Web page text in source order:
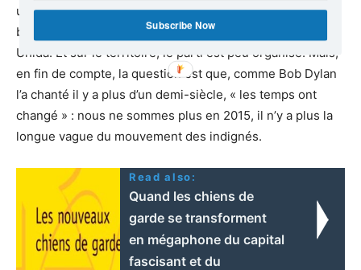
une base dure d’électeurs, oui, mais il n’y en a pas
beaucoup plus qu’il y a dix ou vingt ans pour Izquierda
Unida. Et sur le territoire, le parti est peu organisé. Mais,
en fin de compte, la question est que, comme Bob Dylan
l’a chanté il y a plus d’un demi-siècle, « les temps ont
changé » : nous ne sommes plus en 2015, il n’y a plus la
longue vague du mouvement des indignés.
Read also:
Quand les chiens de
garde se transforment
en mégaphone du capital
fascisant et du
Subscribe Now